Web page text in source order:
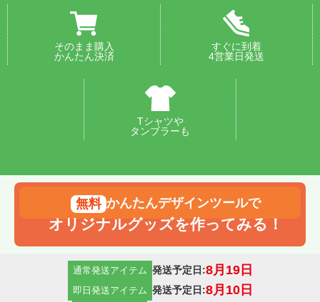
そのまま購入
かんたん決済
すぐに到着
4営業日発送
Tシャツや
タンブラーも
かんたんデザインツールで
オリジナルグッズを作ってみる！
通常発送アイテム 発送予定日:8月19日
即日発送アイテム 発送予定日:8月10日